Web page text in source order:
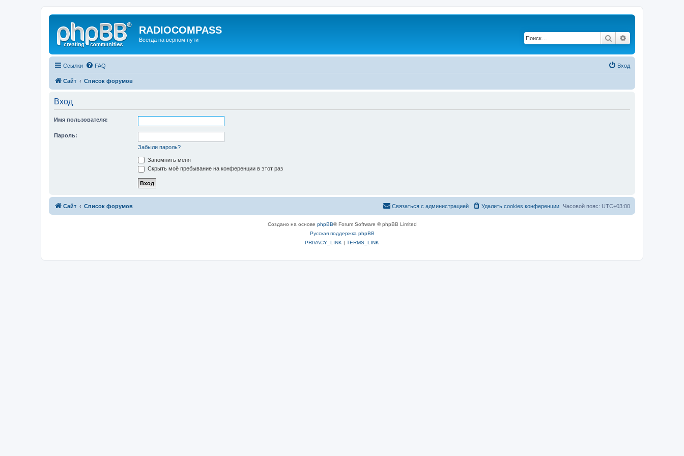
RADIOCOMPASS
Всегда на верном пути Поиск
Ссылки FAQ Вход
Сайт Список форумов
Вход
Имя пользователя:
Пароль:
Забыли пароль?
Запомнить меня
Скрыть моё пребывание на конференции в этот раз
Сайт Список форумов Часовой пояс: UTC+03:00
Удалить cookies конференции
Связаться с администрацией
Создано на основе phpBB® Forum Software © phpBB Limited
Русская поддержка phpBB
PRIVACY_LINK | TERMS_LINK